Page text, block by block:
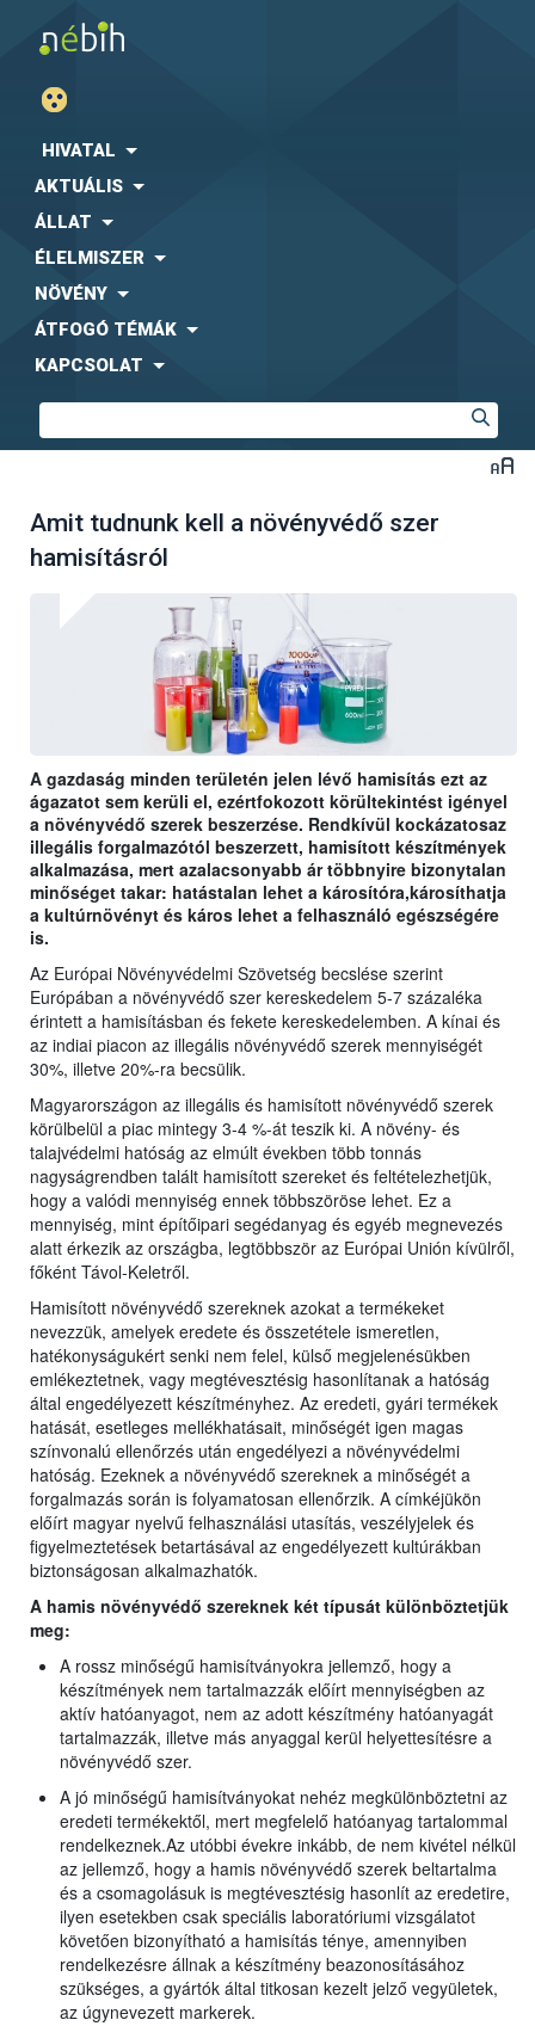
HIVATAL
AKTUÁLIS
ÁLLAT
ÉLELMISZER
NÖVÉNY
ÁTFOGÓ TÉMÁK
KAPCSOLAT
Amit tudnunk kell a növényvédő szer
hamisításról
A gazdaság minden területén jelen lévő hamisítás ezt az
ágazatot sem kerüli el, ezértfokozott körültekintést igényel
a növényvédő szerek beszerzése. Rendkívül kockázatosaz
illegális forgalmazótól beszerzett, hamisított készítmények
alkalmazása, mert azalacsonyabb ár többnyire bizonytalan
minőséget takar: hatástalan lehet a károsítóra,károsíthatja
a kultúrnövényt és káros lehet a felhasználó egészségére
is.
Az Európai Növényvédelmi Szövetség becslése szerint
Európában a növényvédő szer kereskedelem 5-7 százaléka
érintett a hamisításban és fekete kereskedelemben. A kínai és
az indiai piacon az illegális növényvédő szerek mennyiségét
30%, illetve 20%-ra becsülik.
Magyarországon az illegális és hamisított növényvédő szerek
körülbelül a piac mintegy 3-4 %-át teszik ki. A növény- és
talajvédelmi hatóság az elmúlt években több tonnás
nagyságrendben talált hamisított szereket és feltételezhetjük,
hogy a valódi mennyiség ennek többszöröse lehet. Ez a
mennyiség, mint építőipari segédanyag és egyéb megnevezés
alatt érkezik az országba, legtöbbször az Európai Unión kívülről,
főként Távol-Keletről.
Hamisított növényvédő szereknek azokat a termékeket
nevezzük, amelyek eredete és összetétele ismeretlen,
hatékonyságukért senki nem felel, külső megjelenésükben
emlékeztetnek, vagy megtévesztésig hasonlítanak a hatóság
által engedélyezett készítményhez. Az eredeti, gyári termékek
hatását, esetleges mellékhatásait, minőségét igen magas
színvonalú ellenőrzés után engedélyezi a növényvédelmi
hatóság. Ezeknek a növényvédő szereknek a minőségét a
forgalmazás során is folyamatosan ellenőrzik. A címkéjükön
előírt magyar nyelvű felhasználási utasítás, veszélyjelek és
figyelmeztetések betartásával az engedélyezett kultúrákban
biztonságosan alkalmazhatók.
A hamis növényvédő szereknek két típusát különböztetjük
meg:
A rossz minőségű hamisítványokra jellemző, hogy a
készítmények nem tartalmazzák előírt mennyiségben az
aktív hatóanyagot, nem az adott készítmény hatóanyagát
tartalmazzák, illetve más anyaggal kerül helyettesítésre a
növényvédő szer.
A jó minőségű hamisítványokat nehéz megkülönböztetni az
eredeti termékektől, mert megfelelő hatóanyag tartalommal
rendelkeznek.Az utóbbi évekre inkább, de nem kivétel nélkül
az jellemző, hogy a hamis növényvédő szerek beltartalma
és a csomagolásuk is megtévesztésig hasonlít az eredetire,
ilyen esetekben csak speciális laboratóriumi vizsgálatot
követően bizonyítható a hamisítás ténye, amennyiben
rendelkezésre állnak a készítmény beazonosításához
szükséges, a gyártók által titkosan kezelt jelző vegyületek,
az úgynevezett markerek.